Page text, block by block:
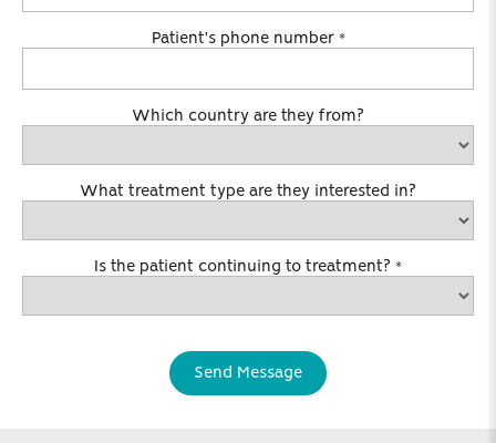
Patient's phone number *
Which country are they from?
What treatment type are they interested in?
Is the patient continuing to treatment? *